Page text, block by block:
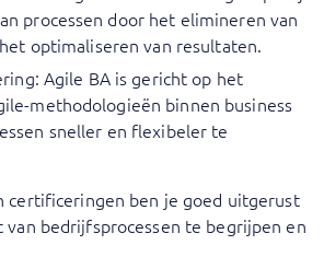
processen door het elimineren van
optimaliseren van resultaten.
: Agile BA is gericht op het
methodologieën binnen business
sneller en flexibeler te
certificeringen ben je goed uitgerust
bedrijfsprocessen te begrijpen en